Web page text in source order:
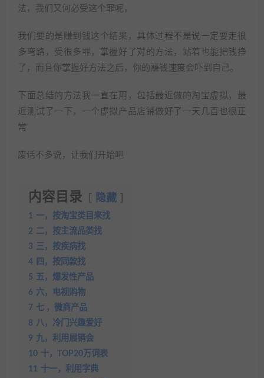
法，我们又何必受这个罪呢，
我们要的是赚到钱这个结果，具体过程不是说一定要走很
多弯路，受很多罪，掌握好了对的方法，站着也能把钱挣
了，而且你掌握好方法之后，你的赚钱速度会吓到自己。
下面总结的方法我一直在用，包括最近做的淘宝虚拟，最
近测试了一下，一个虚拟产品店铺做好了一天几百也很正
常
废话不多说，让我们开始吧
内容目录 隐藏
1 一，按淘宝类目来找
2 二，按主流品类找
3 三，按疾病找
4 四，按同款找
5 五，爆发性产品
6 六，电视购物
7 七 ，微商产品
8 八，冷门兴趣爱好
9 九，利用展销会
10 十，TOP20万词表
11 十一，利用字典